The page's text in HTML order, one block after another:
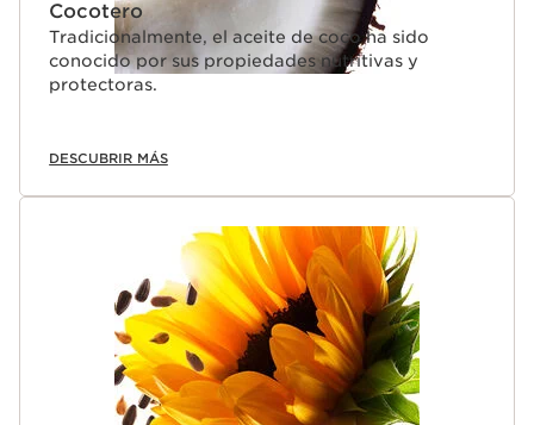
Cocotero
Tradicionalmente, el aceite de coco ha sido
conocido por sus propiedades nutritivas y
protectoras.
DESCUBRIR MÁS